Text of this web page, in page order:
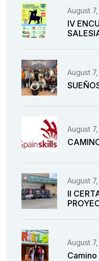
August
IV
August
August
August
II
August